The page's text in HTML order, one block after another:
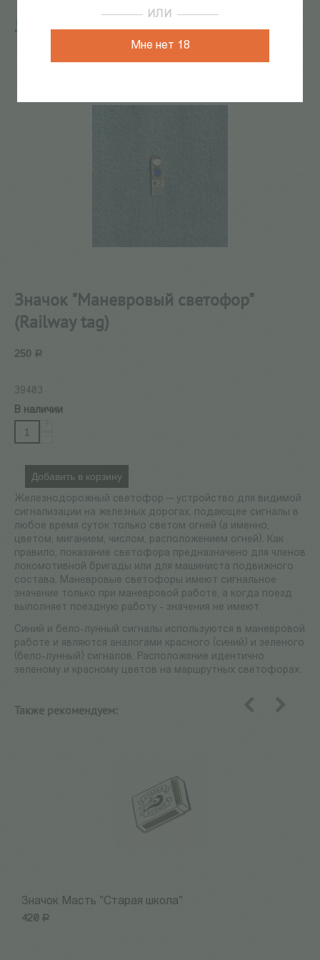
ИЛИ
Мне нет 18
"Маневровый светофор" (Railway tag)
Значок "Маневровый светофор"
(Railway tag)
250 Р
39403
В наличии
Добавить в корзину
Железнодорожный светофор — устройство для видимой
сигнализации на железных дорогах, подающее сигналы в
любое время суток только светом огней (а именно,
цветом, миганием, числом, расположением огней). Как
правило, показание светофора предназначено для членов
локомотивной бригады или для машиниста подвижного
состава. Маневровые светофоры имеют сигнальное
значение только при маневровой работе, а когда поезд
выполняет поездную работу - значения не имеют.
Синий и бело-лунный сигналы используются в маневровой
работе и являются аналогами красного (синий) и зеленого
(бело-лунный) сигналов. Расположение идентично
зеленому и красному цветов на маршрутных светофорах.
Также рекомендуем:
Значок Масть "Старая школа"
420 Р